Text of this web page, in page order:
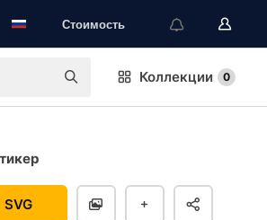
Стоимость
Коллекции 0
SVG